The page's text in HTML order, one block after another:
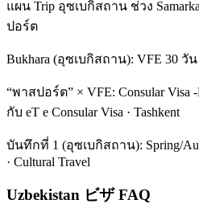
แผน Trip อุซเบกิสถาน ช่วง
ปอร์ต
Bukhara (อุซเบกิสถาน): VFE 30 วั
“พาสปอร์ต” × VFE: Consular Visa
กับ eT e Consular Visa · Tashkent
บันทึกที่ 1 (อุซเบกิสถาน): Spring/
· Cultural Travel
Uzbekistan ビザ FAQ